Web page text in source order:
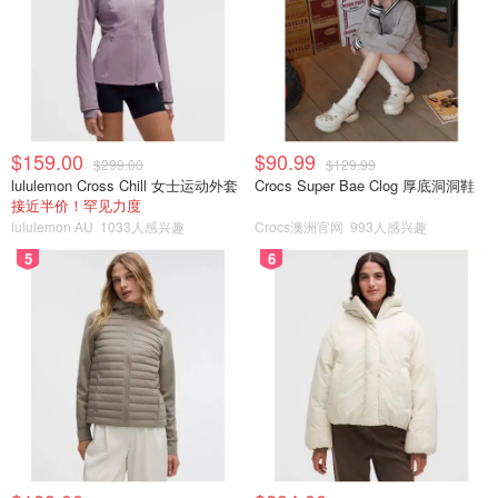
$159.00 $299.00
lululemon Cross Chill 女士运动外套
接近半价！罕见力度
lululemon AU 1033人感兴趣
$90.99 $129.99
Crocs Super Bae Clog 厚底洞洞鞋
Crocs澳洲官网 993人感兴趣
5 6